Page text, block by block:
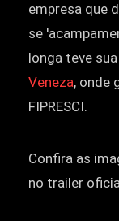
empresa que
se
longa teve
Veneza, onde
FIPRESCI.
Confira as
no trailer